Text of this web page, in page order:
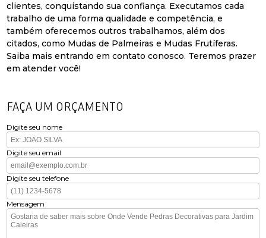
clientes, conquistando sua confiança. Executamos cada
trabalho de uma forma qualidade e competência, e
também oferecemos outros trabalhamos, além dos
citados, como Mudas de Palmeiras e Mudas Frutíferas.
Saiba mais entrando em contato conosco. Teremos prazer
em atender você!
FAÇA UM ORÇAMENTO
Digite seu nome
Digite seu email
Digite seu telefone
Mensagem